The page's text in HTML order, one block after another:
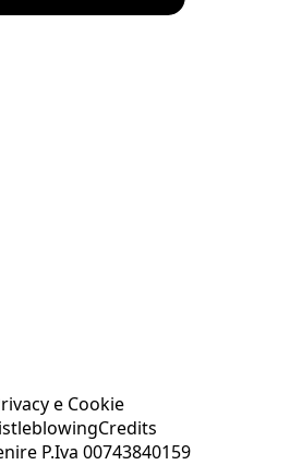
e Cookie
Credits
P.Iva 00743840159